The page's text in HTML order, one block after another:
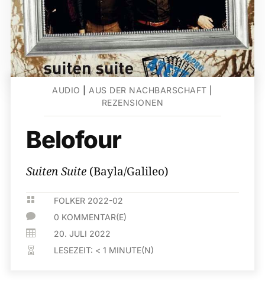
AUDIO AUS DER NACHBARSCHAFT
REZENSIONEN
Belofour
Suiten Suite (Bayla/Galileo)
 FOLKER 2022-02
 0 KOMMENTAR(E)
 20. JULI 2022
 LESEZEIT: < 1 MINUTE(N)